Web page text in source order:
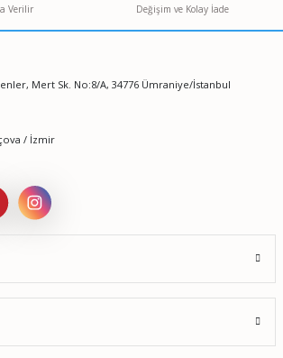
sitelerden daha pahalı.
Verilir
Değişim ve Kolay İade
Mert Sk. No:8/A, 34776 Ümraniye/İstanbul
/ İzmir